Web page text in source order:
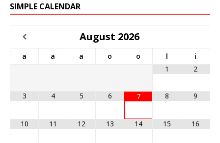
SIMPLE CALENDAR
August 2026
a a a o o l
i
1
2
3 4 5 6 7 8 9
10 11 12 13 14 15 16